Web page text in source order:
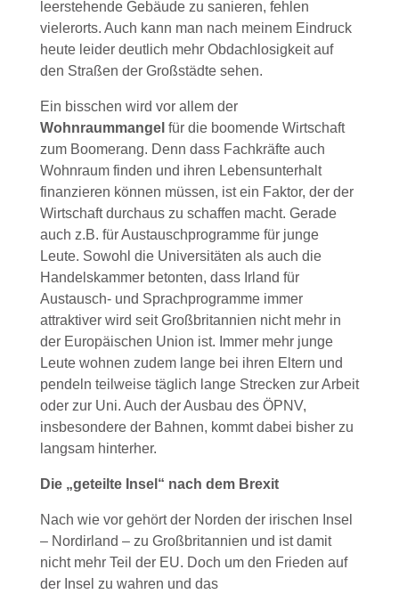
leerstehende Gebäude zu sanieren, fehlen
vielerorts. Auch kann man nach meinem Eindruck
heute leider deutlich mehr Obdachlosigkeit auf
den Straßen der Großstädte sehen.
Ein bisschen wird vor allem der
Wohnraummangel für die boomende Wirtschaft
zum Boomerang. Denn dass Fachkräfte auch
Wohnraum finden und ihren Lebensunterhalt
finanzieren können müssen, ist ein Faktor, der der
Wirtschaft durchaus zu schaffen macht. Gerade
auch z.B. für Austauschprogramme für junge
Leute. Sowohl die Universitäten als auch die
Handelskammer betonten, dass Irland für
Austausch- und Sprachprogramme immer
attraktiver wird seit Großbritannien nicht mehr in
der Europäischen Union ist. Immer mehr junge
Leute wohnen zudem lange bei ihren Eltern und
pendeln teilweise täglich lange Strecken zur Arbeit
oder zur Uni. Auch der Ausbau des ÖPNV,
insbesondere der Bahnen, kommt dabei bisher zu
langsam hinterher.
Die „geteilte Insel“ nach dem Brexit
Nach wie vor gehört der Norden der irischen Insel
– Nordirland – zu Großbritannien und ist damit
nicht mehr Teil der EU. Doch um den Frieden auf
der Insel zu wahren und das